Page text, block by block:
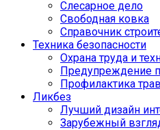
Слесарное дело
Свободная ковка
Справочник
Техника безопасности
Охрана труда и
Предупреждение
Профилактика
Ликбез
Лучший дизайн
Зарубежный